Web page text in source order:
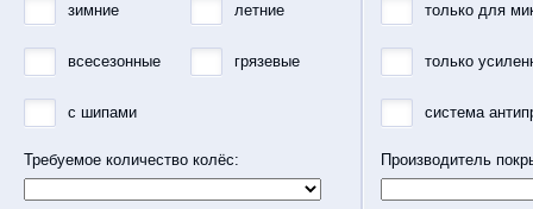
зимние
летние
всесезонные грязевые
с шипами
Требуемое количество колёс:
только для
только
система
Производитель